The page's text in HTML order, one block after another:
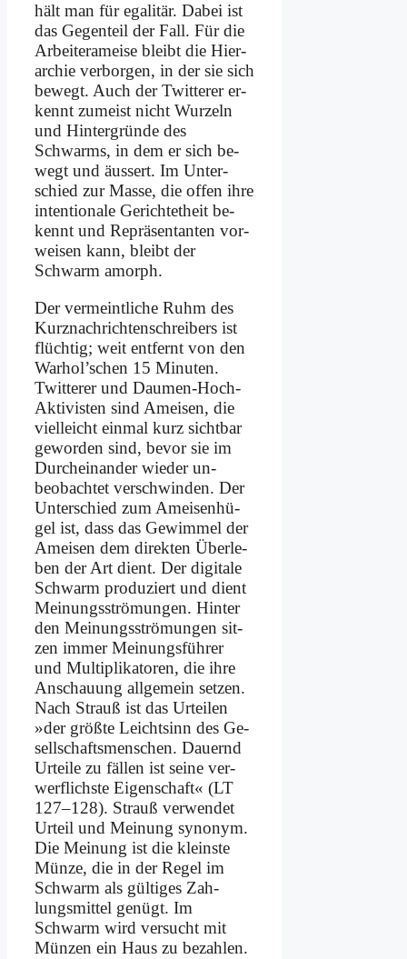
hält man für ega­li­tär. Da­bei ist
das Ge­gen­teil der Fall. Für die
Ar­bei­teramei­se bleibt die Hier­
ar­chie ver­bor­gen, in der sie sich
be­wegt. Auch der Twit­te­rer er­
kennt zu­meist nicht Wur­zeln
und Hin­ter­grün­de des
Schwarms, in dem er sich be­
wegt und äu­ssert. Im Unter­
schied zur Mas­se, die of­fen ih­re
in­ten­tio­na­le Ge­rich­tet­heit be­
kennt und Re­prä­sen­tan­ten vor­
wei­sen kann, bleibt der
Schwarm amorph.
Der ver­meint­li­che Ruhm des
Kurz­nach­rich­ten­schrei­bers ist
flüch­tig; weit ent­fernt von den
Warhol’schen 15 Mi­nu­ten.
Twit­te­rer und Dau­men-Hoch-
Ak­ti­vi­sten sind Amei­sen, die
viel­leicht ein­mal kurz sicht­bar
ge­wor­den sind, be­vor sie im
Durch­ein­an­der wie­der un­
beobachtet ver­schwin­den. Der
Un­ter­schied zum Amei­sen­hü­
gel ist, dass das Ge­wim­mel der
Amei­sen dem di­rek­ten Über­le­
ben der Art dient. Der di­gi­ta­le
Schwarm pro­du­ziert und dient
Mei­nungs­strö­mun­gen. Hin­ter
den Mei­nungs­strö­mun­gen sit­
zen im­mer Meinungs­führer
und Mul­ti­pli­ka­to­ren, die ih­re
An­schau­ung all­ge­mein set­zen.
Nach Strauß ist das Ur­tei­len
»der größ­te Leicht­sinn des Ge­
sell­schafts­men­schen. Dau­ernd
Ur­tei­le zu fäl­len ist sei­ne ver­
werf­lich­ste Ei­gen­schaft« (LT
127–128). Strauß ver­wen­det
Ur­teil und Mei­nung syn­onym.
Die Mei­nung ist die klein­ste
Mün­ze, die in der Re­gel im
Schwarm als gül­ti­ges Zah­
lungs­mit­tel ge­nügt. Im
Schwarm wird ver­sucht mit
Mün­zen ein Haus zu be­zah­len.